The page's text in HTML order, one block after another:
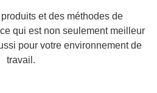
et des méthodes de
qui est non seulement meilleur
pour votre environnement de
travail.